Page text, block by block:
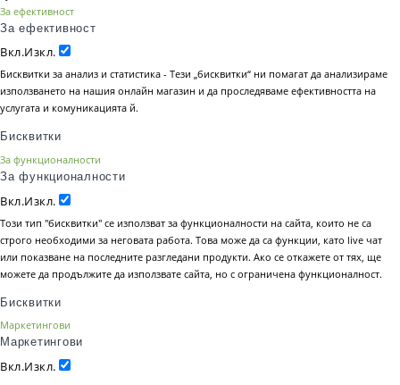
За ефективност
За ефективност
Вкл.Изкл.
Бисквитки за анализ и статистика - Тези „бисквитки“ ни помагат да анализираме
използването на нашия онлайн магазин и да проследяваме ефективността на
услугата и комуникацията й.
Бисквитки
За функционалности
За функционалности
Вкл.Изкл.
Този тип "бисквитки" се използват за функционалности на сайта, които не са
строго необходими за неговата работа. Това може да са функции, като live чат
или показване на последните разгледани продукти. Ако се откажете от тях, ще
можете да продължите да използвате сайта, но с ограничена функционалност.
Бисквитки
Маркетингови
Маркетингови
Вкл.Изкл.